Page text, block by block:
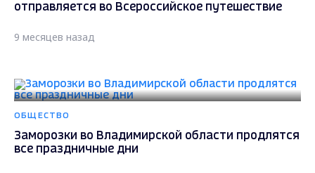
отправляется во Всероссийское путешествие
9 месяцев назад
ОБЩЕСТВО
Заморозки во Владимирской области продлятся
все праздничные дни